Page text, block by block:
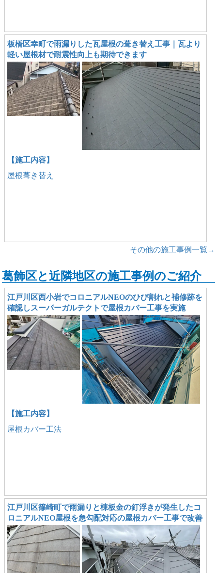
板橋区幸町で雨漏りした瓦屋根の葺き替え工事｜瓦より
軽い屋根材で耐震性向上も期待できます
【施工内容】
屋根葺き替え
その他の施工事例一覧→
葛飾区と近隣地区の施工事例のご紹介
江戸川区西小岩でコロニアルNEOのひび割れと補修跡を
確認しスーパーガルテクトで屋根カバー工事を実施
【施工内容】
屋根カバー工法
江戸川区篠崎町で雨漏りと棟板金の釘浮きが発生したコ
ロニアルNEO屋根を急勾配対応の屋根カバー工事で改善